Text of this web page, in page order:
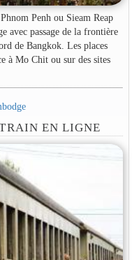
Penh ou Sieam Reap
avec passage de la frontière
de Bangkok. Les places
à Mo Chit ou sur des sites
EN LIGNE